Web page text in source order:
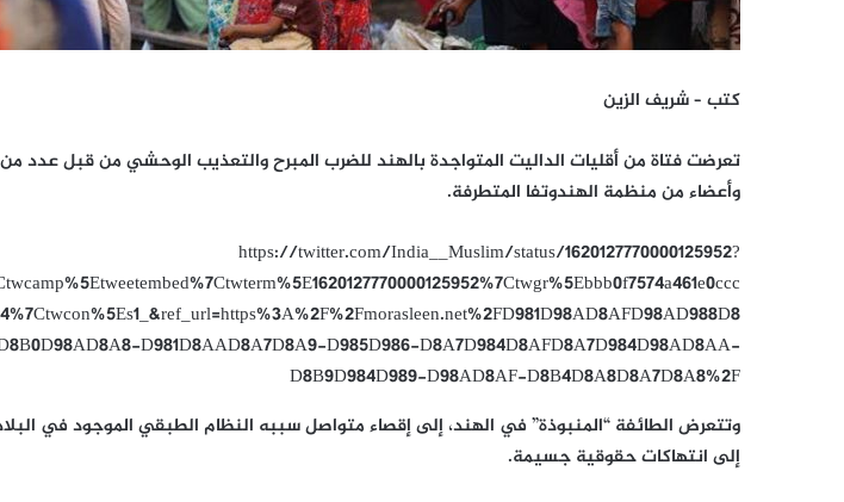
كتب – شريف الزين
تعرضت فتاة من أقليات الداليت المتواجدة بالهند للضرب المبرح والتعذيب الوحشي من قبل عدد
وأعضاء من منظمة الهندوتفا المتطرفة.
https://twitter.com/India__Muslim/status/1620127770000125952?
D981D8AAD8A7D8A9-D985D986-D8A7D984D8AFD8A7D984D98AD8AA-
D8B9D984D989-D98AD8AF-D8B4D8A8D8A7D8A8%2F
وتتعرض الطائفة “المنبوذة” في الهند، إلى إقصاء متواصل سببه النظام الطبقي الموجود في
إلى انتهاكات حقوقية جسيمة.